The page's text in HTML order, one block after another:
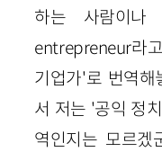
하는 사람이나
entrepreneur라
기업가'로 번역
서 저는 '공익 정
역인지는 모르겠